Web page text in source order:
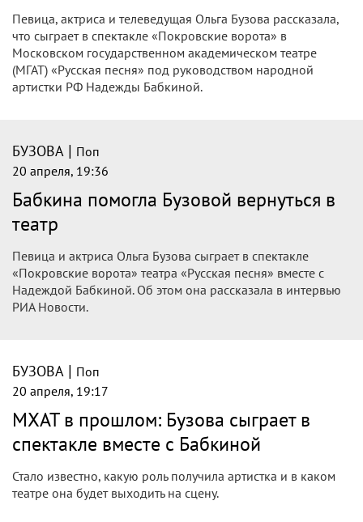
Певица, актриса и телеведущая Ольга Бузова рассказала,
что сыграет в спектакле «Покровские ворота» в
Московском государственном академическом театре
(МГАТ) «Русская песня» под руководством народной
артистки РФ Надежды Бабкиной.
БУЗОВА | Поп
20 апреля, 19:36
Бабкина помогла Бузовой вернуться в
театр
Певица и актриса Ольга Бузова сыграет в спектакле
«Покровские ворота» театра «Русская песня» вместе с
Надеждой Бабкиной. Об этом она рассказала в интервью
РИА Новости.
БУЗОВА | Поп
20 апреля, 19:17
МХАТ в прошлом: Бузова сыграет в
спектакле вместе с Бабкиной
Стало известно, какую роль получила артистка и в каком
театре она будет выходить на сцену.